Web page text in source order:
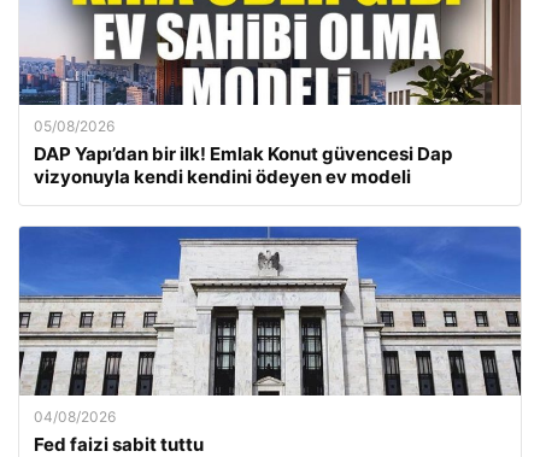
05/08/2026
DAP Yapı’dan bir ilk! Emlak Konut güvencesi Dap
vizyonuyla kendi kendini ödeyen ev modeli
04/08/2026
Fed faizi sabit tuttu